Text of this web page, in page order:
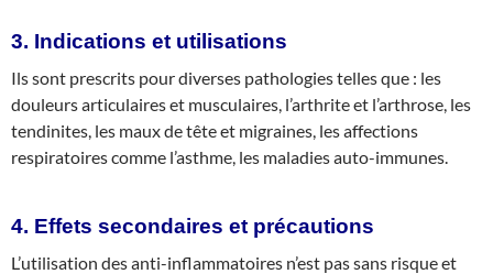
3. Indications et utilisations
Ils sont prescrits pour diverses pathologies telles que : les
douleurs articulaires et musculaires, l’arthrite et l’arthrose, les
tendinites, les maux de tête et migraines, les affections
respiratoires comme l’asthme, les maladies auto-immunes.
4. Effets secondaires et précautions
L’utilisation des anti-inflammatoires n’est pas sans risque et